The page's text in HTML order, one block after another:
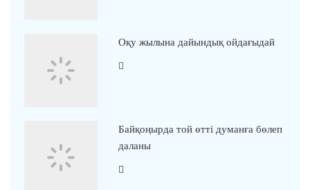
Оқу жылына дайындық ойдағыдай
Байқоңырда той өтті думанға бөлеп
даланы